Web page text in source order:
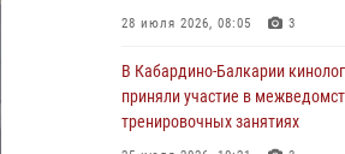
Директор Росгвардии Герой
армии Виктор Золотов
специалистов подразделений
28 июля 2026, 08:05 3
В Кабардино-Балкарии
приняли участие в
тренировочных занятиях